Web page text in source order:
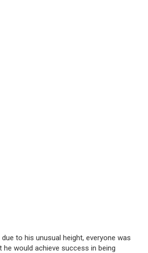
to his unusual height, everyone was
would achieve success in being